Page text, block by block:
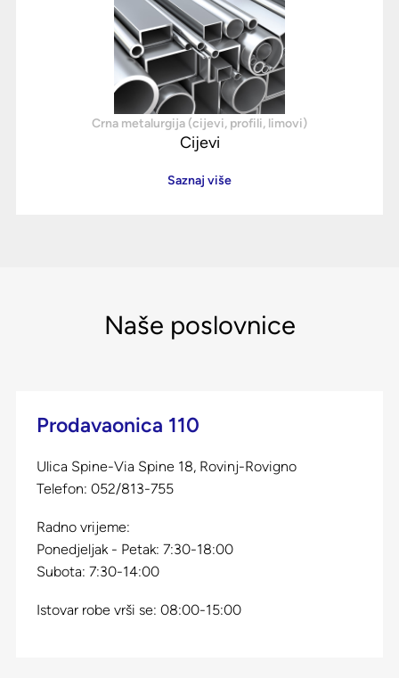
Crna metalurgija (cijevi, profili, limovi)
Cijevi
Saznaj više
Naše poslovnice
Prodavaonica 110
Ulica Spine-Via Spine 18, Rovinj-Rovigno
Telefon: 052/813-755
Radno vrijeme:
Ponedjeljak - Petak: 7:30-18:00
Subota: 7:30-14:00
Istovar robe vrši se: 08:00-15:00